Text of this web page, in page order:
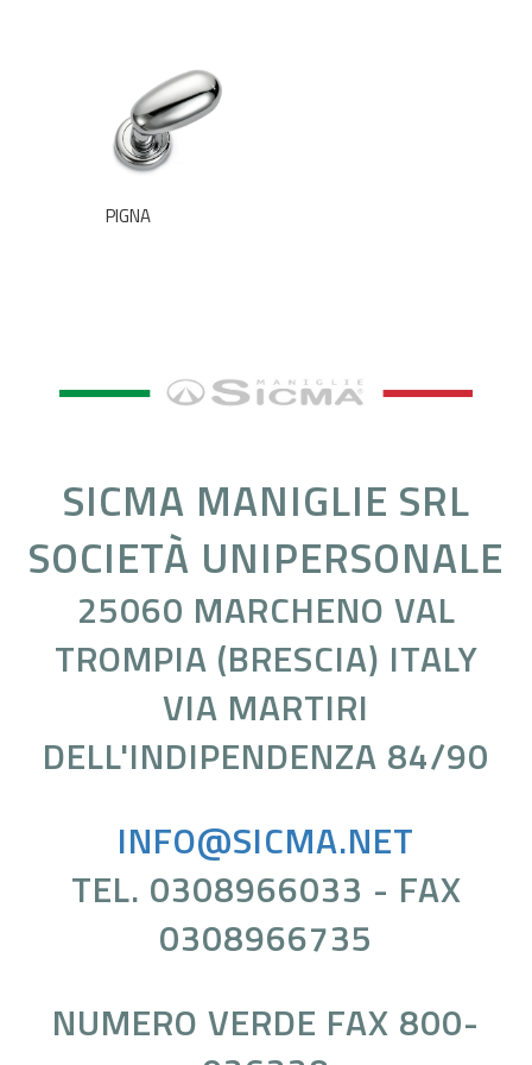
PIGNA
SICMA MANIGLIE SRL
SOCIETÀ UNIPERSONALE
25060 MARCHENO VAL
TROMPIA (BRESCIA) ITALY
VIA MARTIRI
DELL'INDIPENDENZA 84/90
INFO@SICMA.NET
TEL. 0308966033 - FAX
0308966735
NUMERO VERDE FAX 800-